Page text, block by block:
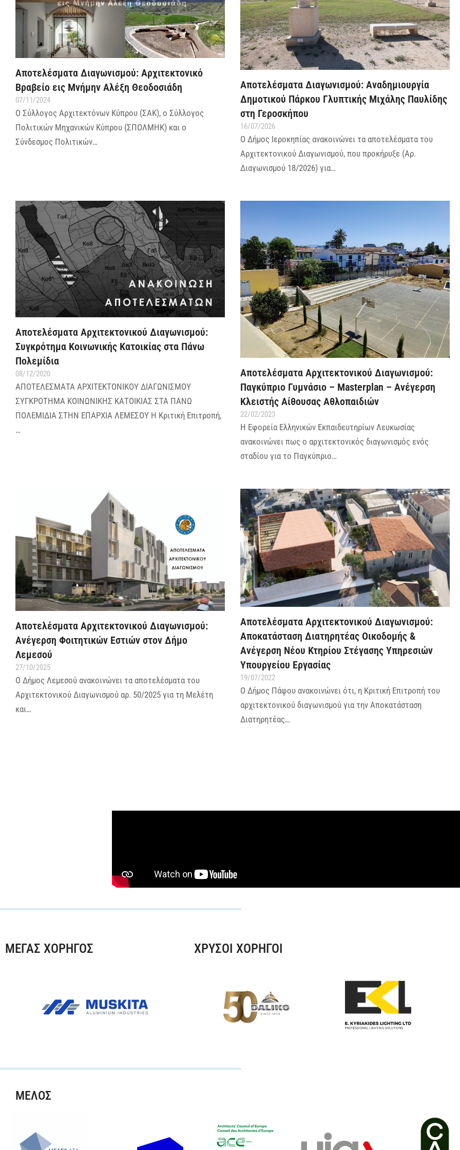
Αποτελέσματα Διαγωνισμού: Αρχιτεκτονικό
Βραβείο εις Μνήμην Αλέξη Θεοδοσιάδη
07/11/2024
Ο Σύλλογος Αρχιτεκτόνων Κύπρου (ΣΑΚ), o Σύλλογος
Πολιτικών Μηχανικών Κύπρου (ΣΠΟΛΜΗΚ) και ο
Σύνδεσμος Πολιτικών…
Αποτελέσματα Διαγωνισμού: Αναδημιουργία
Δημοτικού Πάρκου Γλυπτικής Μιχάλης Παυλίδης
στη Γεροσκήπου
16/07/2026
Ο Δήμος Ιεροκηπίας ανακοινώνει τα αποτελέσματα του
Αρχιτεκτονικού Διαγωνισμού, που προκήρυξε (Αρ.
Διαγωνισμού 18/2026) για…
Αποτελέσματα Αρχιτεκτονικού Διαγωνισμού:
Συγκρότημα Κοινωνικής Κατοικίας στα Πάνω
Πολεμίδια
08/12/2020
ΑΠΟΤΕΛΕΣΜΑΤΑ ΑΡΧΙΤΕΚΤΟΝΙΚΟΥ ΔΙΑΓΩΝΙΣΜΟΥ
ΣΥΓΚΡΟΤΗΜΑ ΚΟΙΝΩΝΙΚΗΣ ΚΑΤΟΙΚΙΑΣ ΣΤΑ ΠΑΝΩ
ΠΟΛΕΜΙΔΙΑ ΣΤΗΝ ΕΠΑΡΧΙΑ ΛΕΜΕΣΟΥ Η Κριτική Επιτροπή,
…
Αποτελέσματα Αρχιτεκτονικού Διαγωνισμού:
Παγκύπριο Γυμνάσιο – Masterplan – Ανέγερση
Κλειστής Αίθουσας Αθλοπαιδιών
22/02/2023
Η Εφορεία Ελληνικών Εκπαιδευτηρίων Λευκωσίας
ανακοινώνει πως ο αρχιτεκτονικός διαγωνισμός ενός
σταδίου για το Παγκύπριο…
Αποτελέσματα Αρχιτεκτονικού Διαγωνισμού:
Ανέγερση Φοιτητικών Εστιών στον Δήμο
Λεμεσού
27/10/2025
Ο Δήμος Λεμεσού ανακοινώνει τα αποτελέσματα του
Αρχιτεκτονικού Διαγωνισμού αρ. 50/2025 για τη Μελέτη
και…
Αποτελέσματα Αρχιτεκτονικού Διαγωνισμού:
Αποκατάσταση Διατηρητέας Οικοδομής &
Ανέγερση Νέου Κτηρίου Στέγασης Υπηρεσιών
Υπουργείου Εργασίας
19/07/2022
Ο Δήμος Πάφου ανακοινώνει ότι, η Κριτική Επιτροπή του
αρχιτεκτονικού διαγωνισμού για την Αποκατάσταση
Διατηρητέας…
ΜΕΓΑΣ ΧΟΡΗΓΟΣ ΧΡΥΣΟΙ ΧΟΡΗΓΟΙ
ΜΕΛΟΣ